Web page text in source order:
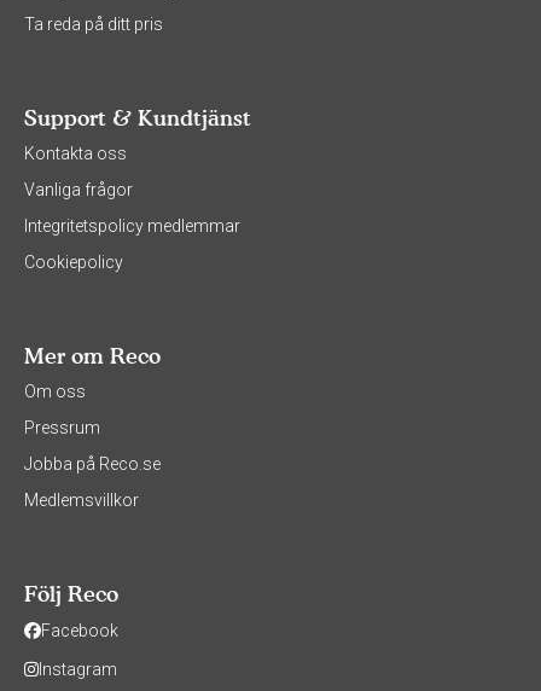
Ta reda på ditt pris
Support & Kundtjänst
Kontakta oss
Vanliga frågor
Integritetspolicy medlemmar
Cookiepolicy
Mer om Reco
Om oss
Pressrum
Jobba på Reco.se
Medlemsvillkor
Följ Reco
Facebook
Instagram